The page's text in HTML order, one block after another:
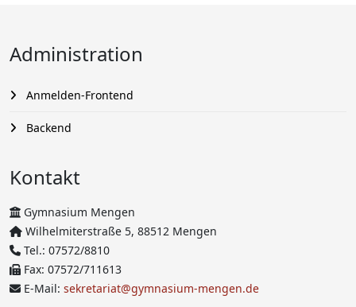
Administration
Anmelden-Frontend
Backend
Kontakt
Gymnasium Mengen
Wilhelmiterstraße 5, 88512 Mengen
Tel.: 07572/8810
Fax: 07572/711613
E-Mail: sekretariat@gymnasium-mengen.de